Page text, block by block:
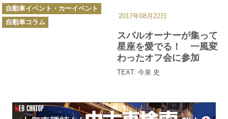
スバルオーナーが集って
星座を愛でる！ 一風変
わったオフ会に参加
TEXT: 今泉 史
カ
テ
ゴ
リ
ー
自動車イベント・カーイベント
自動車コラム
2017年08月22日